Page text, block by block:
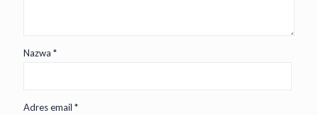
Nazwa *
Adres email *